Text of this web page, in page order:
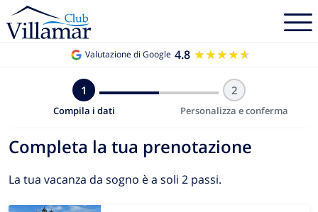
Valutazione di Google 4.8 ★★★★★
★★★★★
1
Compila i dati
2
Personalizza e conferma
Completa la tua prenotazione
La tua vacanza da sogno è a soli 2 passi.